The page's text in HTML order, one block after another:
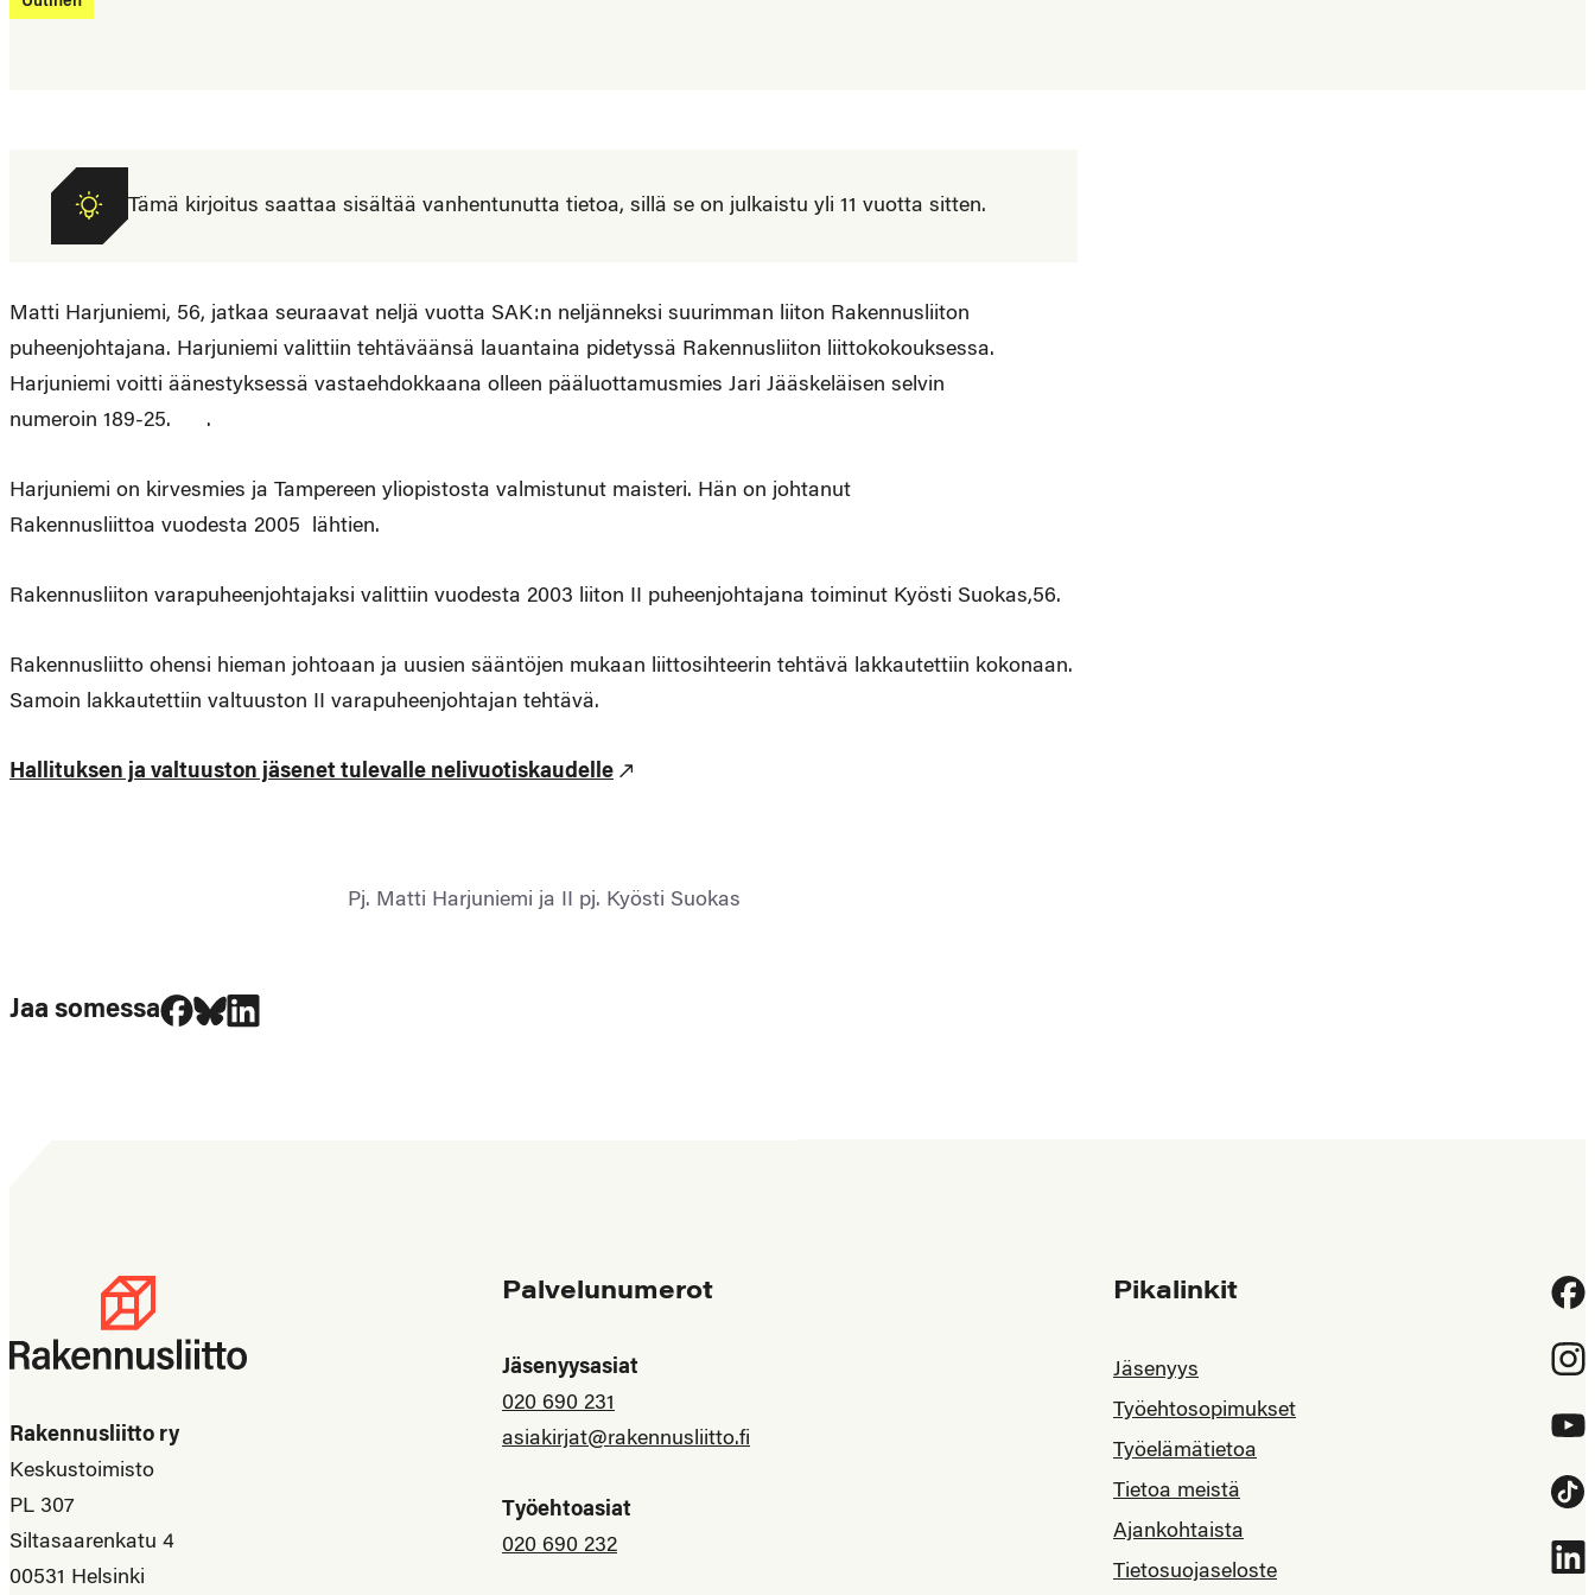
Tämä kirjoitus saattaa sisältää vanhentunutta tietoa, sillä se on julkaistu yli 11 vuotta sitten.
Matti Harjuniemi, 56, jatkaa seuraavat neljä vuotta SAK:n neljänneksi suurimman liiton Rakennusliiton
puheenjohtajana. Harjuniemi valittiin tehtäväänsä lauantaina pidetyssä Rakennusliiton liittokokouksessa.
Harjuniemi voitti äänestyksessä vastaehdokkaana olleen pääluottamusmies Jari Jääskeläisen selvin
numeroin 189-25. .
Harjuniemi on kirvesmies ja Tampereen yliopistosta valmistunut maisteri. Hän on johtanut
Rakennusliittoa vuodesta 2005 lähtien.
Rakennusliiton varapuheenjohtajaksi valittiin vuodesta 2003 liiton II puheenjohtajana toiminut Kyösti Suokas,56.
Rakennusliitto ohensi hieman johtoaan ja uusien sääntöjen mukaan liittosihteerin tehtävä lakkautettiin kokonaan.
Samoin lakkautettiin valtuuston II varapuheenjohtajan tehtävä.
Hallituksen ja valtuuston jäsenet tulevalle nelivuotiskaudelle
Pj. Matti Harjuniemi ja II pj. Kyösti Suokas
Jaa somessa
Jaa Facebookissa
Jaa Blueskyssa
Jaa LinkedIn:ssä
Rakennusliitto ry
Keskustoimisto
PL 307
Siltasaarenkatu 4
00531 Helsinki
Palvelunumerot
Jäsenyysasiat
020 690 231
asiakirjat@rakennusliitto.fi
Työehtoasiat
020 690 232
Pikalinkit
Jäsenyys
Työehtosopimukset
Työelämätietoa
Tietoa meistä
Ajankohtaista
Tietosuojaseloste